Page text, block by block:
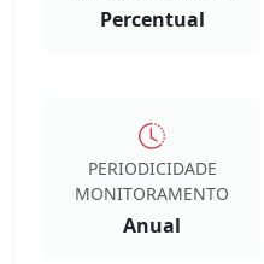
Percentual
PERIODICIDADE
MONITORAMENTO
Anual